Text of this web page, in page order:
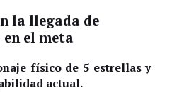
la llegada de
el meta
físico de 5 estrellas y
actual.